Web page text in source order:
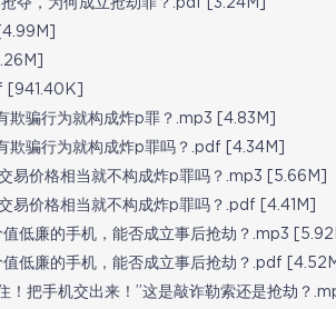
夺，为何成立抢劫罪？.pdf [3.24M]
[941.40K]
骗行为就构成炸p罪？.mp3 [4.83M]
骗行为就构成炸p罪吗？.pdf [4.34M]
易价格相当就不构成炸p罪吗？.mp3 [5.66M]
价格相当就不构成炸p罪吗？.pdf [4.41M]
低廉的手机，能否成立事后抢劫？.mp3
低廉的手机，能否成立事后抢劫？.pdf
把手机交出来！”这是敲诈勒索还是抢劫？